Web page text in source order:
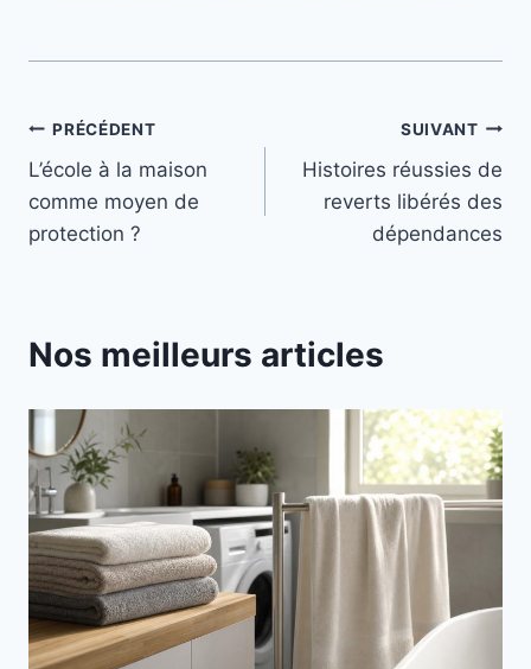
Navigation
de
l’article
PRÉCÉDENT
L’école à la maison
comme moyen de
protection ?
SUIVANT
Histoires réussies de
reverts libérés des
dépendances
Nos meilleurs articles